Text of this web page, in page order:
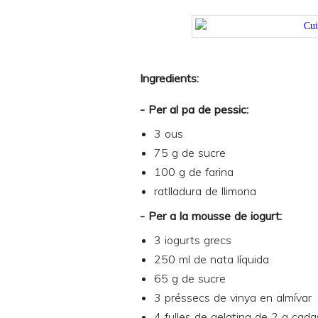
Ingredients:
- Per al pa de pessic:
3 ous
75 g de sucre
100 g de farina
ratlladura de llimona
- Per a la mousse de iogurt:
3 iogurts grecs
250 ml de nata líquida
65 g de sucre
3 préssecs de vinya en almívar